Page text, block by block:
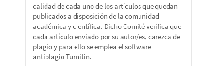
calidad de cada uno de los artículos que quedan
publicados a disposición de la comunidad
académica y científica. Dicho Comité verifica que
cada artículo enviado por su autor/es, carezca de
plagio y para ello se emplea el software
antiplagio Turnitin.